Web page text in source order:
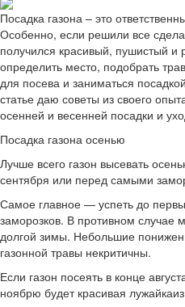
Посадка газона – это
Особенно, если решили все
получился красивый, пушистый и
определить место, подобрать
для посева и заниматься
статье даю советы из своего
осенней и весенней посадки и
Посадка газона осенью
Лучше всего газон высевать
сентября или перед самыми
Самое главное — успеть до
заморозков. В противном случае
долгой зимы. Небольшие
газонной травы некритичны.
Если газон посеять в конце
ноябрю будет красивая